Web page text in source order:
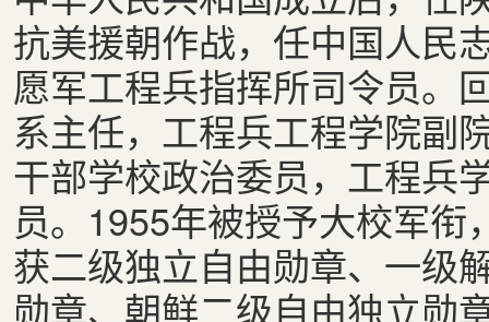
抗美援朝作战，任中国人民
愿军工程兵指挥所司令员。
系主任，工程兵工程学院副
干部学校政治委员，工程兵
员。1955年被授予大校军
获二级独立自由勋章、一级
勋章、朝鲜二级自由独立勋